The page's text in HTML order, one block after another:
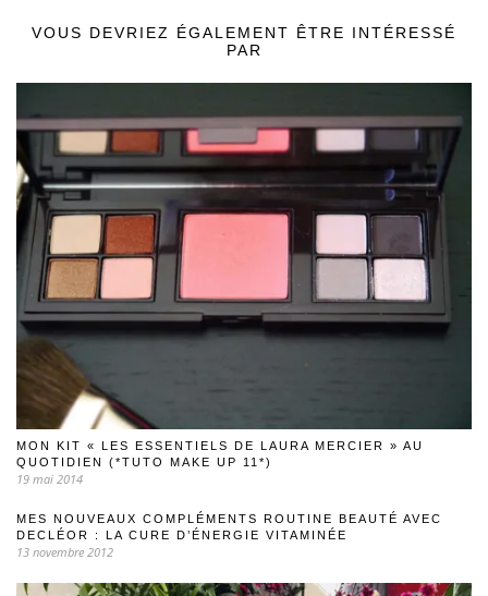
VOUS DEVRIEZ ÉGALEMENT ÊTRE INTÉRESSÉ
PAR
MON KIT « LES ESSENTIELS DE LAURA MERCIER » AU
QUOTIDIEN (*TUTO MAKE UP 11*)
19 mai 2014
MES NOUVEAUX COMPLÉMENTS ROUTINE BEAUTÉ AVEC
DECLÉOR : LA CURE D’ÉNERGIE VITAMINÉE
13 novembre 2012